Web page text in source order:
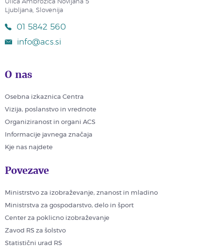
Ulica Ambrožiča Novljana 5
Ljubljana, Slovenija
01 5842 560
info@acs.si
O nas
Osebna izkaznica Centra
Vizija, poslanstvo in vrednote
Organiziranost in organi ACS
Informacije javnega značaja
Kje nas najdete
Povezave
Ministrstvo za izobraževanje, znanost in mladino
Ministrstva za gospodarstvo, delo in šport
Center za poklicno izobraževanje
Zavod RS za šolstvo
Statistični urad RS